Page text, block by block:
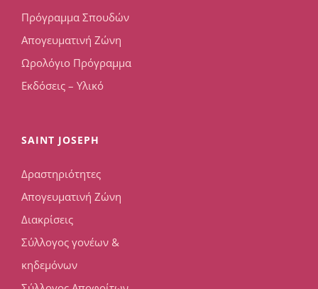
Πρόγραμμα Σπουδών
Απογευματινή Ζώνη
Ωρολόγιο Πρόγραμμα
Εκδόσεις – Υλικό
SAINT JOSEPH
Δραστηριότητες
Απογευματινή Ζώνη
Διακρίσεις
Σύλλογος γονέων &
κηδεμόνων